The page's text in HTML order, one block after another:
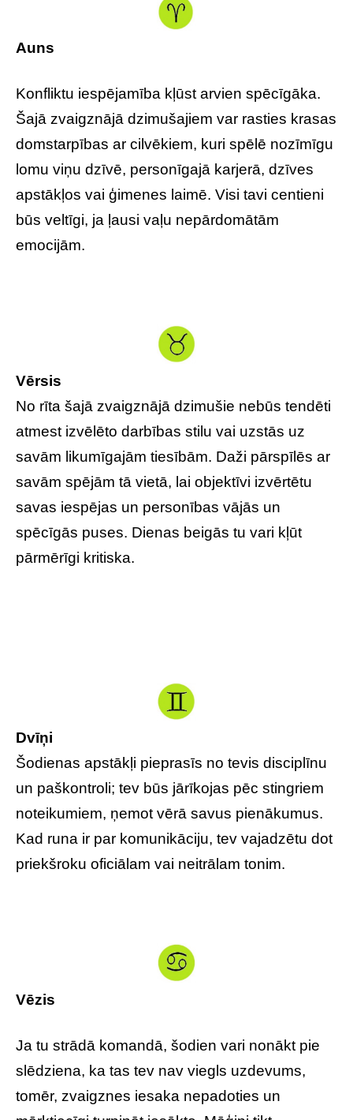
Auns
Konfliktu iespējamība kļūst arvien spēcīgāka.
Šajā zvaigznājā dzimušajiem var rasties krasas
domstarpības ar cilvēkiem, kuri spēlē nozīmīgu
lomu viņu dzīvē, personīgajā karjerā, dzīves
apstākļos vai ģimenes laimē. Visi tavi centieni
būs veltīgi, ja ļausi vaļu nepārdomātām
emocijām.
Vērsis
No rīta šajā zvaigznājā dzimušie nebūs tendēti
atmest izvēlēto darbības stilu vai uzstās uz
savām likumīgajām tiesībām. Daži pārspīlēs ar
savām spējām tā vietā, lai objektīvi izvērtētu
savas iespējas un personības vājās un
spēcīgās puses. Dienas beigās tu vari kļūt
pārmērīgi kritiska.
Dvīņi
Šodienas apstākļi pieprasīs no tevis disciplīnu
un paškontroli; tev būs jārīkojas pēc stingriem
noteikumiem, ņemot vērā savus pienākumus.
Kad runa ir par komunikāciju, tev vajadzētu dot
priekšroku oficiālam vai neitrālam tonim.
Vēzis
Ja tu strādā komandā, šodien vari nonākt pie
slēdziena, ka tas tev nav viegls uzdevums,
tomēr, zvaigznes iesaka nepadoties un